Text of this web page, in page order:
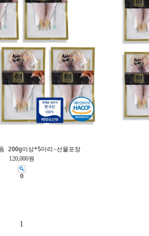
200g이상*5마리-선물포장
120,000원
0
1